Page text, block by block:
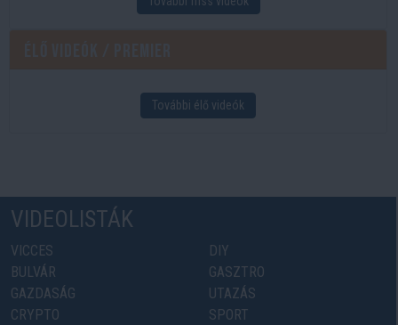
További élő videók
VIDEOLISTÁK
VICCES
BULVÁR
GAZDASÁG
CRYPTO
DIY
GASZTRO
UTAZÁS
SPORT